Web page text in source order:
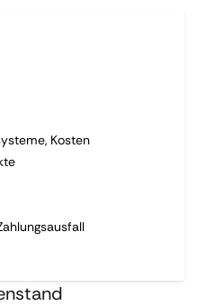
Kosten